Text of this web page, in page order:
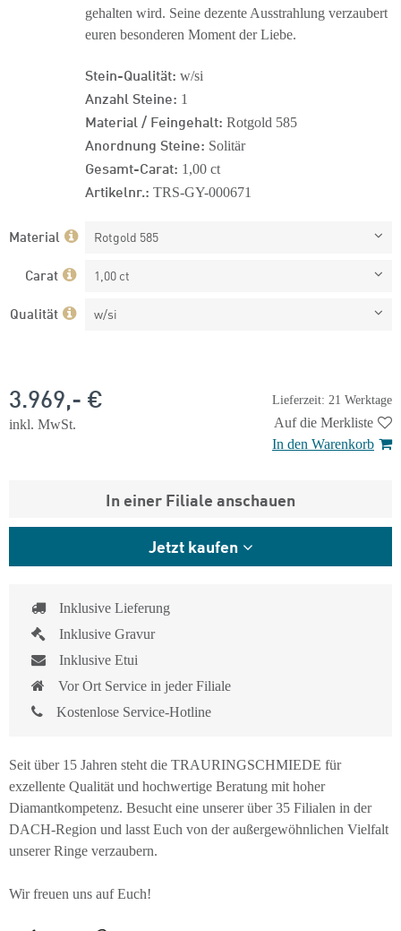
gehalten wird. Seine dezente Ausstrahlung verzaubert
euren besonderen Moment der Liebe.
Stein-Qualität: w/si
Anzahl Steine: 1
Material / Feingehalt: Rotgold 585
Anordnung Steine: Solitär
Gesamt-Carat: 1,00 ct
Artikelnr.: TRS-GY-000671
Material Rotgold 585
Carat 1,00 ct
Qualität w/si
Lieferzeit: 21 Werktage
3.969,- €
inkl. MwSt.
Auf die Merkliste
In den Warenkorb
In einer Filiale anschauen
Jetzt kaufen
Inklusive Lieferung
Inklusive Gravur
Inklusive Etui
Vor Ort Service in jeder Filiale
Kostenlose Service-Hotline
Seit über 15 Jahren steht die TRAURINGSCHMIEDE für
exzellente Qualität und hochwertige Beratung mit hoher
Diamantkompetenz. Besucht eine unserer über 35 Filialen in der
DACH-Region und lasst Euch von der außergewöhnlichen Vielfalt
unserer Ringe verzaubern.
Wir freuen uns auf Euch!